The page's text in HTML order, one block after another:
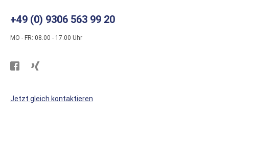
+49 (0) 9306 563 99 20
MO - FR: 08.00 - 17.00 Uhr
Besuchen
WS
WS
Jetzt gleich kontaktieren